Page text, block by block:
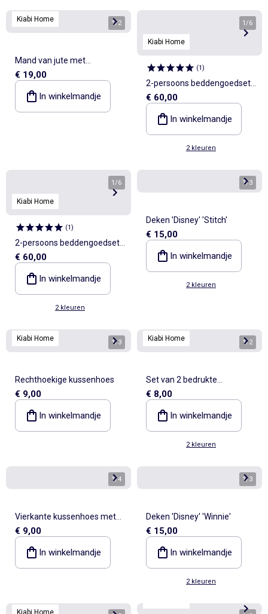
Kiabi Home 1/2
Mand van jute met
draaghengsels
€ 19,00
In winkelmandje
Kiabi Home
1 /6
(1)
2-persoons beddengoedset -
1 dekbedovertrek + 2
kussenslopen
€ 60,00
In winkelmandje
2 kleuren
Kiabi Home
1 /6
(1)
2-persoons beddengoedset -
1 dekbedovertrek + 2
kussenslopen
€ 60,00
In winkelmandje
2 kleuren
1/3
Deken 'Disney' 'Stitch'
€ 15,00
In winkelmandje
2 kleuren
Kiabi Home 1/3
Rechthoekige kussenhoes
€ 9,00
In winkelmandje
Kiabi Home 1/2
Set van 2 bedrukte
placemats
€ 8,00
In winkelmandje
2 kleuren
1/4
Vierkante kussenhoes met
hartmotief
€ 9,00
In winkelmandje
1/3
Deken 'Disney' 'Winnie'
€ 15,00
In winkelmandje
2 kleuren
Kiabi Home